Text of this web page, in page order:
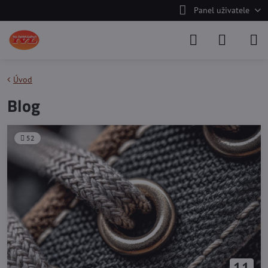
Panel uživatele
Úvod
Blog
52